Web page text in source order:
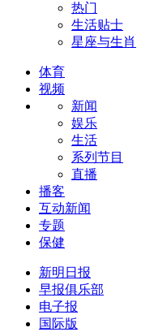
热门
生活贴士
星座与生肖
体育
视频
新闻
娱乐
生活
系列节目
直播
播客
互动新闻
专题
保健
新明日报
早报俱乐部
电子报
国际版